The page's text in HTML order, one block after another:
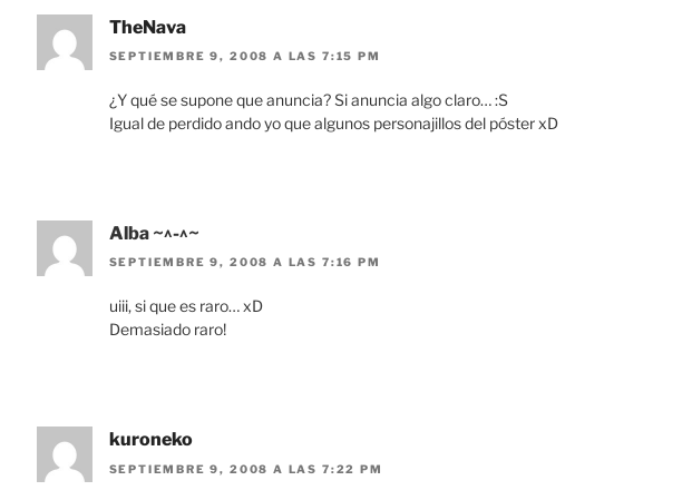
TheNava
SEPTIEMBRE 9, 2008 A LAS 7:15 PM
¿Y qué se supone que anuncia? Si anuncia algo claro… :S
Igual de perdido ando yo que algunos personajillos del póster xD
Alba ~^-^~
SEPTIEMBRE 9, 2008 A LAS 7:16 PM
uiii, si que es raro… xD
Demasiado raro!
kuroneko
SEPTIEMBRE 9, 2008 A LAS 7:22 PM